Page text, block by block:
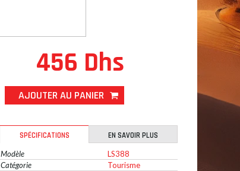
456 Dhs
AJOUTER AU PANIER
SPÉCIFICATIONS
EN SAVOIR PLUS
Modèle
LS388
Catégorie
Tourisme